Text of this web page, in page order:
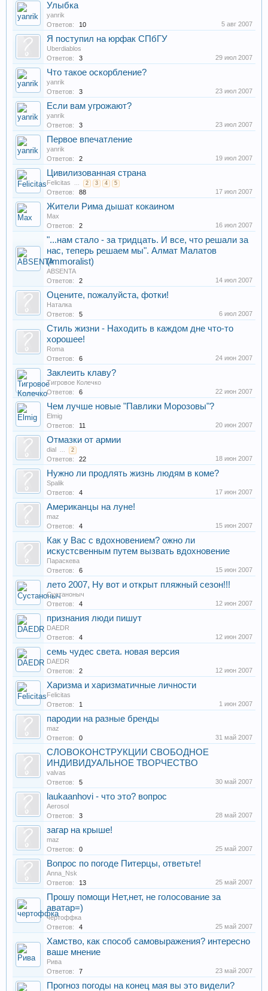
Улыбка
yanrik
Ответов:
10 5 авг 2007
Я поступил на юрфак СПбГУ
Uberdiablos
Ответов:
3 29 июл 2007
Что такое оскорбление?
yanrik
Ответов:
3 23 июл 2007
Если вам угрожают?
yanrik
Ответов:
3 23 июл 2007
Первое впечатление
yanrik
Ответов:
2 19 июл 2007
Цивилизованная страна
Felicitas ... 2 3 4 5
Ответов: 88 17 июл 2007
Жители Рима дышат кокаином
Max
Ответов:
2 16 июл 2007
"...нам стало - за тридцать. И все, что решали за
нас, теперь решаем мы". Алмат Малатов
(Immoralist)
ABSENTA
Ответов:
2 14 июл 2007
Оцените, пожалуйста, фотки!
Наталка
Ответов:
5 6 июл 2007
Стиль жизни - Находить в каждом дне что-то
хорошее!
Roma
Ответов:
6 24 июн 2007
Заклеить клаву?
Тигровое Колечко
Ответов:
6 22 июн 2007
Чем лучше новые "Павлики Морозовы"?
Elmig
Ответов:
11 20 июн 2007
Отмазки от армии
dial ... 2
Ответов: 22 18 июн 2007
Нужно ли продлять жизнь людям в коме?
Spalik
Ответов:
4 17 июн 2007
Американцы на луне!
maz
Ответов:
4 15 июн 2007
Как у Вас с вдохновением? ожно ли
искустсвенным путем вызвать вдохновение
Параскева
Ответов:
6 15 июн 2007
лето 2007, Ну вот и открыт пляжный сезон!!!
Сустаноныч
Ответов:
4 12 июн 2007
признания люди пишут
DAEDR
Ответов:
4 12 июн 2007
семь чудес света. новая версия
DAEDR
Ответов:
2 12 июн 2007
Харизма и харизматичные личности
Felicitas
Ответов:
1 1 июн 2007
пародии на разные бренды
maz
Ответов:
0 31 май 2007
СЛОВОКОНСТРУКЦИИ СВОБОДНОЕ
ИНДИВИДУАЛЬНОЕ ТВОРЧЕСТВО
valvas
Ответов:
5 30 май 2007
laukaanhovi - что это? вопрос
Aerosol
Ответов:
3 28 май 2007
загар на крыше!
maz
Ответов:
0 25 май 2007
Вопрос по погоде Питерцы, ответьте!
Anna_Nsk
Ответов:
13 25 май 2007
Прошу помощи Нет,нет, не голосование за
аватар=)
чертоффка
Ответов:
4 25 май 2007
Хамство, как способ самовыражения? интересно
ваше мнение
Рива
Ответов:
7 23 май 2007
Прогноз погоды на конец мая вы это видели?